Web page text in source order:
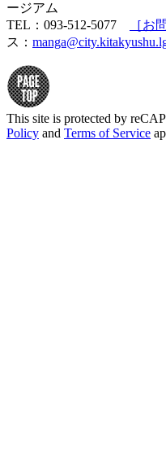
ージアム
TEL：093-512-5077
［お
ス：
This site is protected by
Policy and Terms of Service